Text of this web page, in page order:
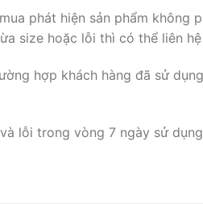
phát hiện sản phẩm không
size hoặc lỗi thì có thể liên
hợp khách hàng đã sử
lỗi trong vòng 7 ngày sử